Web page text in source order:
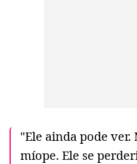
"Ele ainda pode ver.
míope. Ele se